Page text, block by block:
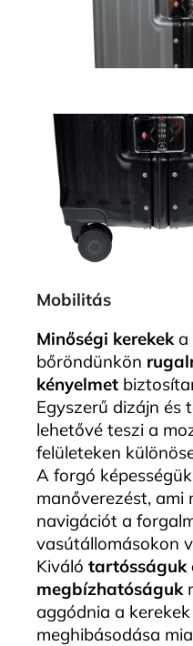
Mobilitás
Minőségi kerekek a
bőröndünkön
kényelmet
Egyszerű dizájn és
lehetővé teszi a
felületeken
A forgó
manőverezést, ami
navigációt a
vasútállomásokon
Kiváló tartósságuk
megbízhatóságuk
aggódnia a
meghibásodása